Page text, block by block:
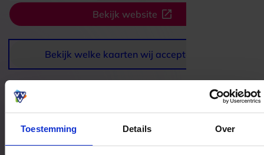
Toestemming Details Over
beautyproducten uitnodigt om dat
verwenmoment thuis door te trekken. Juist die
combinatie van salonbeleving en zorgvuldig
gekozen cosmetica maakt Attirance extra
aantrekkelijk voor wie houdt van schoonheid met
aandacht voor kwaliteit en comfort.
Bekijk website
Bekijk welke kaarten wij accepteren